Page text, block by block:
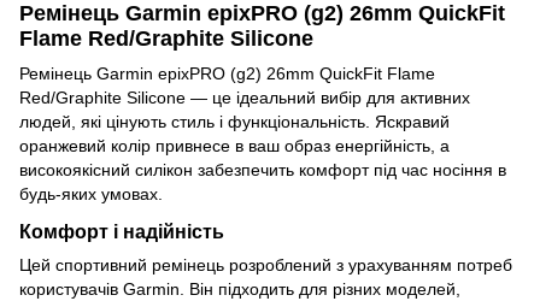
Ремінець Garmin epixPRO (g2) 26mm QuickFit
Flame Red/Graphite Silicone
Ремінець Garmin epixPRO (g2) 26mm QuickFit Flame
Red/Graphite Silicone — це ідеальний вибір для активних
людей, які цінують стиль і функціональність. Яскравий
оранжевий колір привнесе в ваш образ енергійність, а
високоякісний силікон забезпечить комфорт під час носіння в
будь-яких умовах.
Комфорт і надійність
Цей спортивний ремінець розроблений з урахуванням потреб
користувачів Garmin. Він підходить для різних моделей,